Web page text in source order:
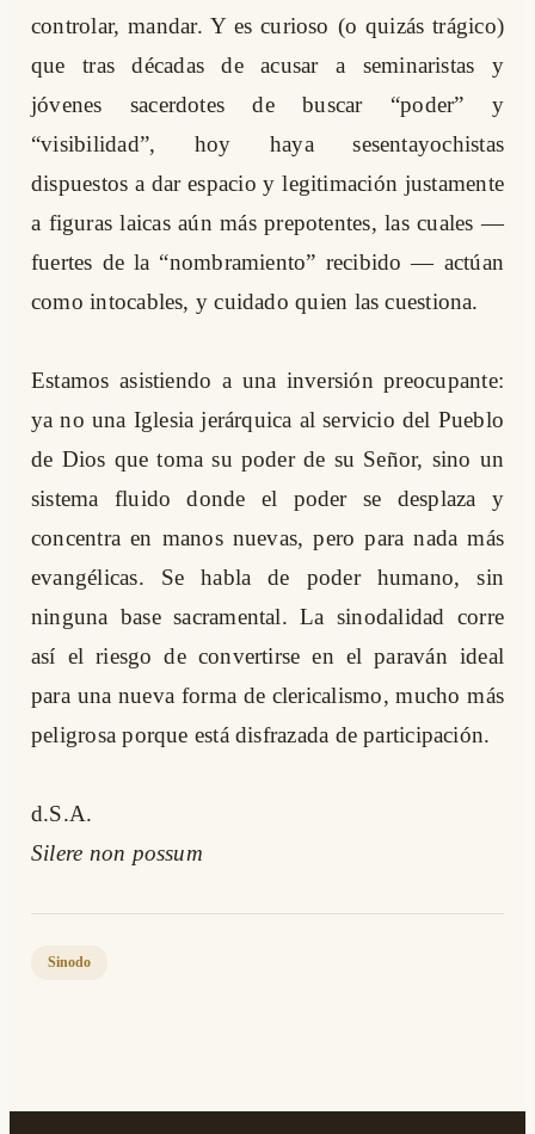
controlar, mandar. Y es curioso (o quizás trágico)
que tras décadas de acusar a seminaristas y
jóvenes sacerdotes de buscar “poder” y
“visibilidad”, hoy haya sesentayochistas
dispuestos a dar espacio y legitimación justamente
a figuras laicas aún más prepotentes, las cuales —
fuertes de la “nombramiento” recibido — actúan
como intocables, y cuidado quien las cuestiona.
Estamos asistiendo a una inversión preocupante:
ya no una Iglesia jerárquica al servicio del Pueblo
de Dios que toma su poder de su Señor, sino un
sistema fluido donde el poder se desplaza y
concentra en manos nuevas, pero para nada más
evangélicas. Se habla de poder humano, sin
ninguna base sacramental. La sinodalidad corre
así el riesgo de convertirse en el paraván ideal
para una nueva forma de clericalismo, mucho más
peligrosa porque está disfrazada de participación.
d.S.A.
Silere non possum
Sinodo